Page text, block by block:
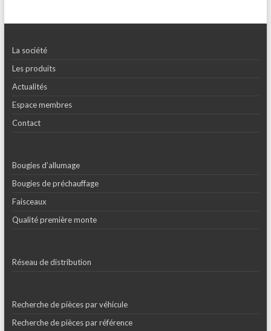
La société
Les produits
Actualités
Espace membres
Contact
Bougies d’allumage
Bougies de préchauffage
Faisceaux
Qualité première monte
Réseau de distribution
Recherche de pièces par véhicule
Recherche de pièces par référence